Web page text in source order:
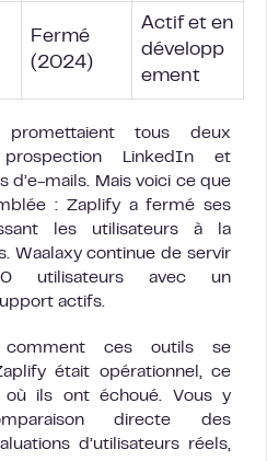
Fermé
(2024)
Actif et en
développ
ement
tous deux
prospection LinkedIn et
d’e-mails. Mais voici ce que
: Zaplify a fermé ses
les utilisateurs à la
Waalaxy continue de servir
utilisateurs avec un
actifs.
ces outils se
était opérationnel, ce
ils ont échoué. Vous y
directe des
d’utilisateurs réels,